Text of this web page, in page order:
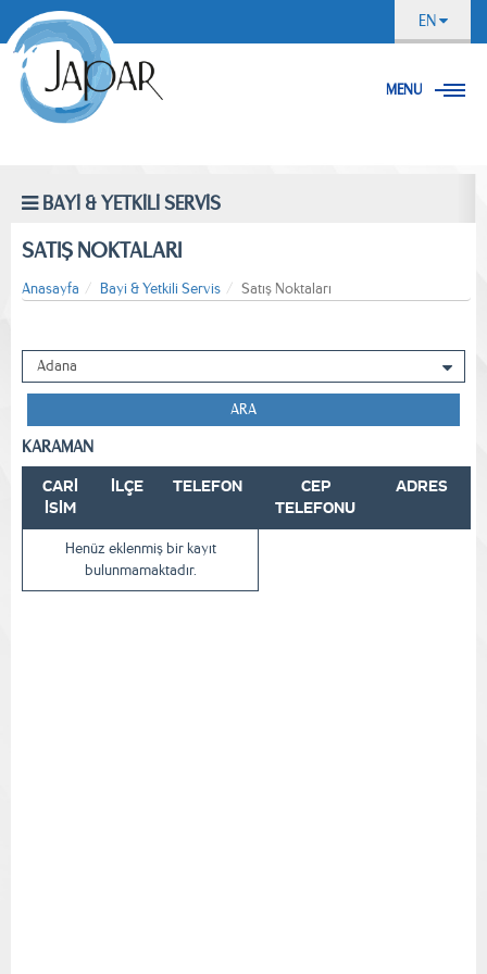
EN
MENU
BAYİ & YETKİLİ SERVİS
SATIŞ NOKTALARI
Anasayfa Bayi & Yetkili Servis Satış Noktaları
ARA
KARAMAN
CARİ
İSİM
İLÇE TELEFON
CEP
TELEFONU
ADRES
Henüz eklenmiş bir kayıt
bulunmamaktadır.